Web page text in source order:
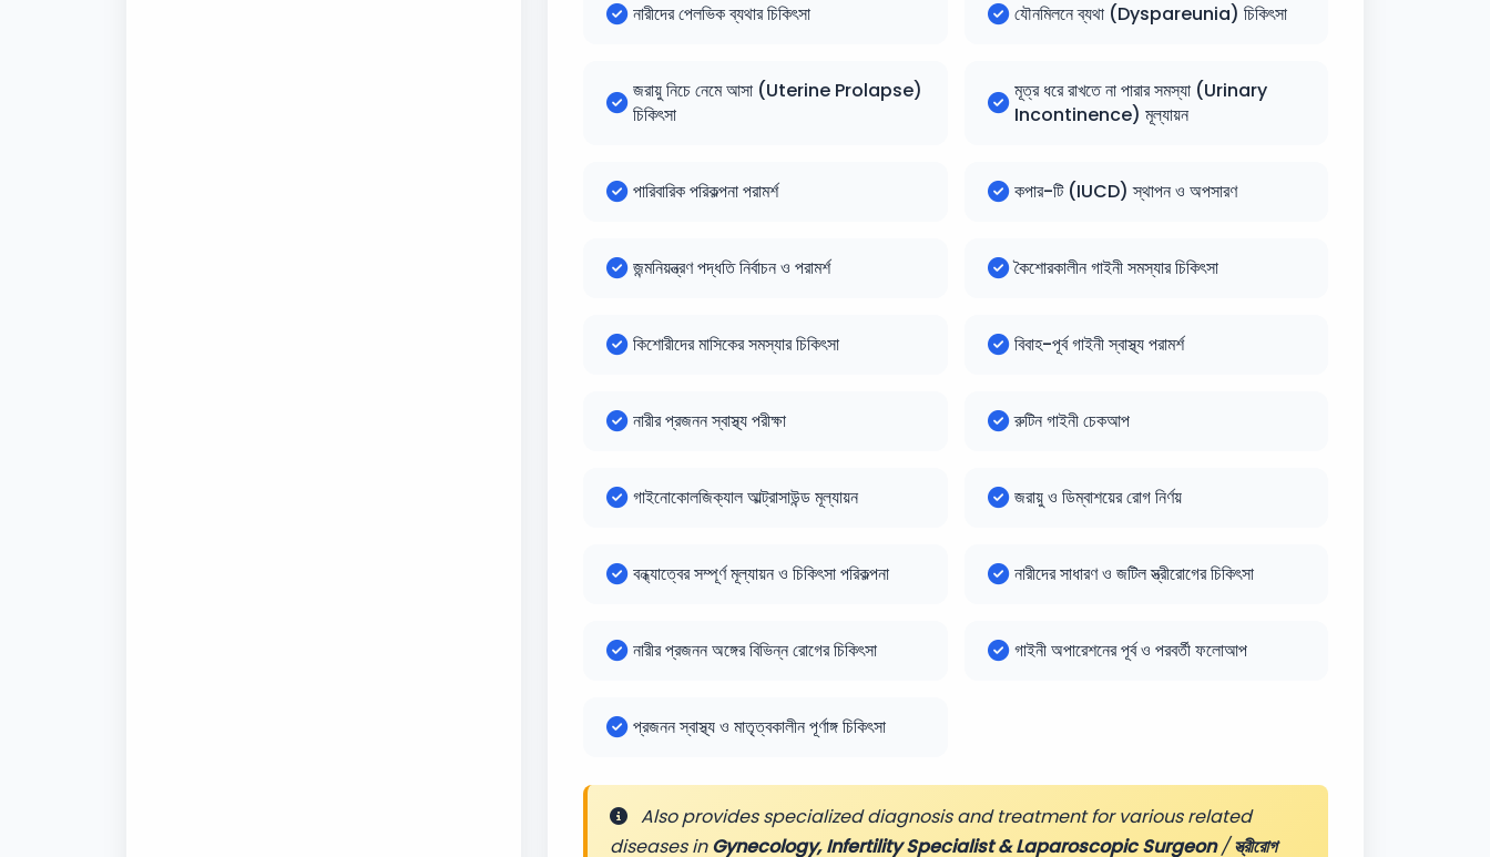
নারীদের পেলভিক ব্যথার চিকিৎসা যৌনমিলনে ব্যথা (Dyspareunia) চিকিৎসা
জরায়ু নিচে নেমে আসা (Uterine Prolapse)
চিকিৎসা
মূত্র ধরে রাখতে না পারার সমস্যা (Urinary
Incontinence) মূল্যায়ন
পারিবারিক পরিকল্পনা পরামর্শ কপার-টি (IUCD) স্থাপন ও অপসারণ
জন্মনিয়ন্ত্রণ পদ্ধতি নির্বাচন ও পরামর্শ কৈশোরকালীন গাইনী সমস্যার চিকিৎসা
কিশোরীদের মাসিকের সমস্যার চিকিৎসা বিবাহ-পূর্ব গাইনী স্বাস্থ্য পরামর্শ
নারীর প্রজনন স্বাস্থ্য পরীক্ষা রুটিন গাইনী চেকআপ
গাইনোকোলজিক্যাল আল্ট্রাসাউন্ড মূল্যায়ন জরায়ু ও ডিম্বাশয়ের রোগ নির্ণয়
বন্ধ্যাত্বের সম্পূর্ণ মূল্যায়ন ও চিকিৎসা পরিকল্পনা নারীদের সাধারণ ও জটিল স্ত্রীরোগের চিকিৎসা
নারীর প্রজনন অঙ্গের বিভিন্ন রোগের চিকিৎসা গাইনী অপারেশনের পূর্ব ও পরবর্তী ফলোআপ
প্রজনন স্বাস্থ্য ও মাতৃত্বকালীন পূর্ণাঙ্গ চিকিৎসা
Also provides specialized diagnosis and treatment for various related
diseases inGynecology, Infertility Specialist & Laparoscopic Surgeon/স্ত্রীরোগ